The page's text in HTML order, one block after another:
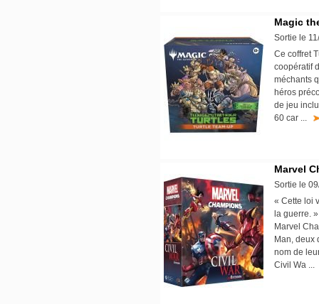
Magic
Sortie le
Ce coffret
coopératif
méchants
héros
de jeu
60 car ...
Marvel
Sortie le
« Cette loi
la guerre.
Marvel
Man, deux
nom de
Civil Wa